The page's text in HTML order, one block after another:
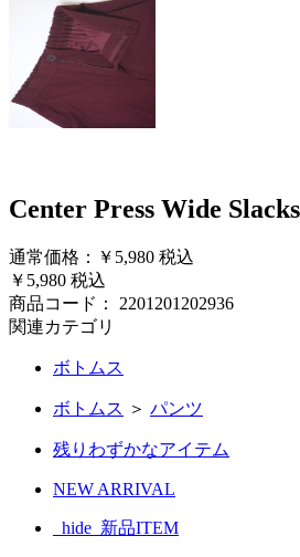
Center Press Wide
通常価格：￥5,980 税込
￥5,980 税込
商品コード： 2201201202936
関連カテゴリ
ボトムス
ボトムス ＞ パンツ
残りわずかなアイテム
NEW ARRIVAL
_hide_新品ITEM